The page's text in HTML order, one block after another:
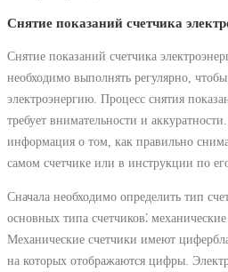
Снятие показаний счетчика
Снятие показаний счетчика
необходимо выполнять регулярно,
электроэнергию. Процесс снятия
требует внимательности и
информация о том, как правильно
самом счетчике или в инструкции по
Сначала необходимо определить тип
основных типа счетчиков⁚
Механические счетчики имеют
на которых отображаются цифры.